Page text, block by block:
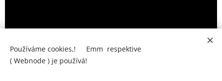
Používáme cookies,! 🍪Emm respektive
( Webnode ) je používá!